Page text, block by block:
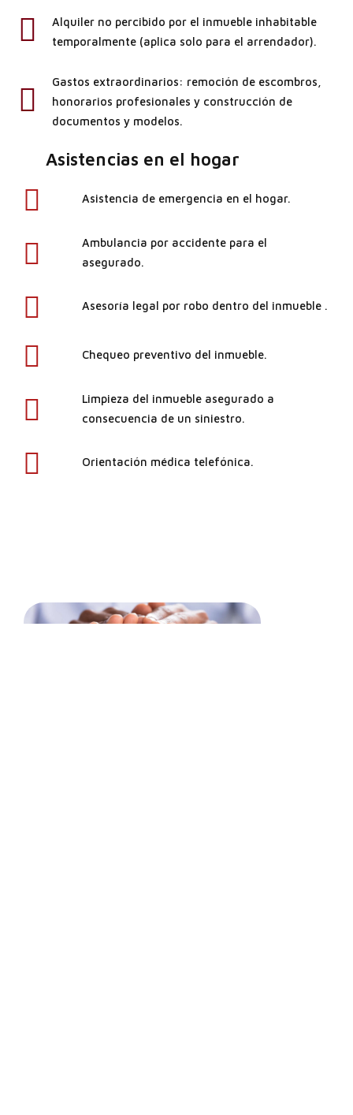
Alquiler no percibido por el inmueble inhabitable
temporalmente (aplica solo para el arrendador).
Gastos extraordinarios: remoción de escombros,
honorarios profesionales y construcción de
documentos y modelos.
Asistencias en el hogar
Asistencia de emergencia en el hogar.
Ambulancia por accidente para el
asegurado.
Asesoría legal por robo dentro del inmueble .
Chequeo preventivo del inmueble.
Limpieza del inmueble asegurado a
consecuencia de un siniestro.
Orientación médica telefónica.